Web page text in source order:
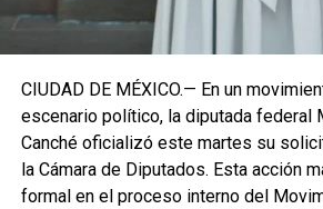
CIUDAD DE MÉXICO.— En un
escenario político, la diputada federal
Canché oficializó este martes su
la Cámara de Diputados. Esta acción
formal en el proceso interno del